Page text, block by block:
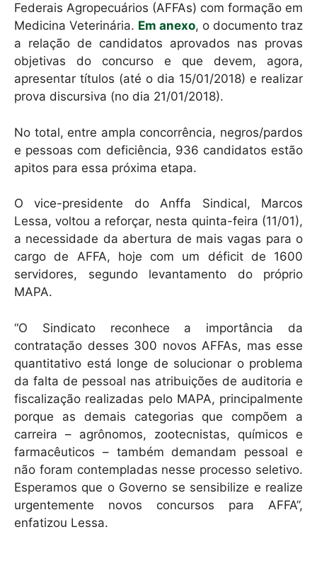
Federais Agropecuários (AFFAs) com formação em
Medicina Veterinária. Em anexo, o documento traz
a relação de candidatos aprovados nas provas
objetivas do concurso e que devem, agora,
apresentar títulos (até o dia 15/01/2018) e realizar
prova discursiva (no dia 21/01/2018).
No total, entre ampla concorrência, negros/pardos
e pessoas com deficiência, 936 candidatos estão
apitos para essa próxima etapa.
O vice-presidente do Anffa Sindical, Marcos
Lessa, voltou a reforçar, nesta quinta-feira (11/01),
a necessidade da abertura de mais vagas para o
cargo de AFFA, hoje com um déficit de 1600
servidores, segundo levantamento do próprio
MAPA.
“O Sindicato reconhece a importância da
contratação desses 300 novos AFFAs, mas esse
quantitativo está longe de solucionar o problema
da falta de pessoal nas atribuições de auditoria e
fiscalização realizadas pelo MAPA, principalmente
porque as demais categorias que compõem a
carreira – agrônomos, zootecnistas, químicos e
farmacêuticos – também demandam pessoal e
não foram contempladas nesse processo seletivo.
Esperamos que o Governo se sensibilize e realize
urgentemente novos concursos para AFFA”,
enfatizou Lessa.